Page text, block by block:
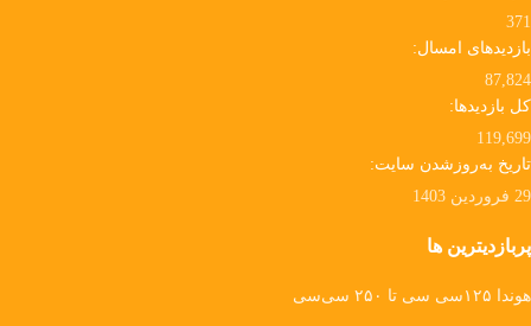
371
بازدیدهای امسال:
87,824
کل بازدیدها:
119,699
تاریخ به‌روزشدن سایت:
29 فروردین 1403
پربازدیترین ها
هوندا ۱۲۵سی سی تا ۲۵۰ سی‌سی